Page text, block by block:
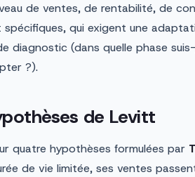
de ventes, de rentabilité, de
qui exigent une
diagnostic (dans quelle phase
?).
de Levitt
quatre hypothèses formulées par
de vie limitée, ses ventes